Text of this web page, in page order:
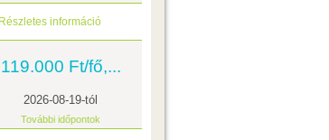
Részletes információ
119.000 Ft/fő,...
2026-08-19-tól
További időpontok